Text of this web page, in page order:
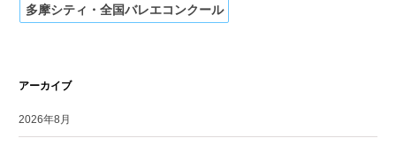
多摩シティ・全国バレエコンクール
アーカイブ
2026年8月